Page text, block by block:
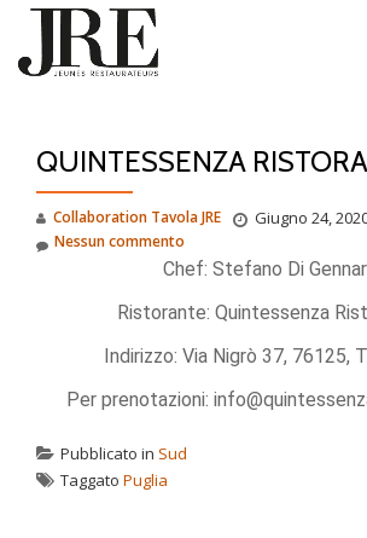
Passa
QUINTESSENZA
Collaboration Tavola JRE Giugno 24,
Nessun commento
Chef: Stefano Di
Ristorante: Quintessenza
Indirizzo: Via Nigrò 37, 76125,
Per prenotazioni:
Pubblicato in Sud
Taggato Puglia